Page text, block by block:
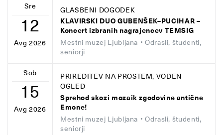
Sre
12
Avg 2026
GLASBENI DOGODEK
KLAVIRSKI DUO GUBENŠEK–PUCIHAR –
Koncert izbranih nagrajencev TEMSIG
Mestni muzej Ljubljana • Odrasli, študenti,
seniorji
Sob
15
Avg 2026
PRIREDITEV NA PROSTEM, VODEN
OGLED
Sprehod skozi mozaik zgodovine antične
Emone!
Mestni muzej Ljubljana • Odrasli, študenti,
seniorji